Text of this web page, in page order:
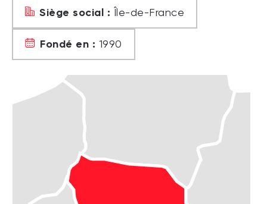
Siège social : Île-de-France
Fondé en : 1990